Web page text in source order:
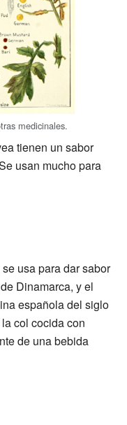
medicinales.
tienen un sabor
usan mucho para
usa para dar sabor
Dinamarca, y el
española del siglo
col cocida con
de una bebida